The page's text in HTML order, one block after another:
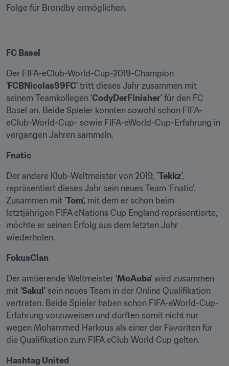
Folge für Brondby ermöglichen.
FC Basel
'FCBNicolas99FC' tritt dieses Jahr zusammen mit
seinem Teamkollegen 'CodyDerFinisher' für den FC
Basel an. Beide Spieler konnten sowohl schon FIFA-
eClub-World-Cup- sowie FIFA-eWorld-Cup-Erfahrung in
vergangen Jahren sammeln.
Fnatic
Der andere Klub-Weltmeister von 2019, 'Tekkz',
repräsentiert dieses Jahr sein neues Team 'Fnatic'.
Zusammen mit 'Tom', mit dem er schon beim
letztjährigen FIFA eNations Cup England repräsentierte,
möchte er seinen Erfolg aus dem letzten Jahr
wiederholen.
FokusClan
Der amtierende Weltmeister 'MoAuba' wird zusammen
mit 'Sakul' sein neues Team in der Online Qualifikation
vertreten. Beide Spieler haben schon FIFA-eWorld-Cup-
Erfahrung vorzuweisen und dürften somit nicht nur
wegen Mohammed Harkous als einer der Favoriten für
die Qualifikation zum FIFA eClub World Cup gelten.
Hashtag United